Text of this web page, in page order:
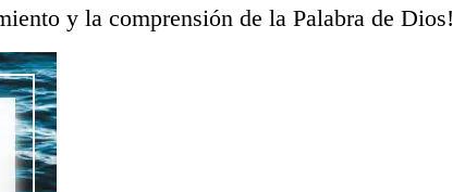
y la comprensión de la Palabra de Dios!